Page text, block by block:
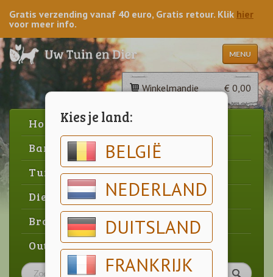
Kies je land:
BELGIË
NEDERLAND
DUITSLAND
FRANKRIJK
Gratis verzending vanaf 40 euro, Gratis retour. Klik hier
voor meer info.
MENU
Winkelmandje € 0,00
Home
Barbecue
Tuin
Dier
Brood & gebak
Outlet